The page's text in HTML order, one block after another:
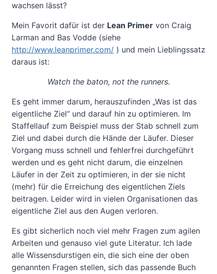
wachsen lässt?
Mein Favorit dafür ist der Lean Primer von Craig
Larman and Bas Vodde (siehe
http://www.leanprimer.com/ ) und mein Lieblingssatz
daraus ist:
Watch the baton, not the runners.
Es geht immer darum, herauszufinden „Was ist das
eigentliche Ziel“ und darauf hin zu optimieren. Im
Staffellauf zum Beispiel muss der Stab schnell zum
Ziel und dabei durch die Hände der Läufer. Dieser
Vorgang muss schnell und fehlerfrei durchgeführt
werden und es geht nicht darum, die einzelnen
Läufer in der Zeit zu optimieren, in der sie nicht
(mehr) für die Erreichung des eigentlichen Ziels
beitragen. Leider wird in vielen Organisationen das
eigentliche Ziel aus den Augen verloren.
Es gibt sicherlich noch viel mehr Fragen zum agilen
Arbeiten und genauso viel gute Literatur. Ich lade
alle Wissensdurstigen ein, die sich eine der oben
genannten Fragen stellen, sich das passende Buch